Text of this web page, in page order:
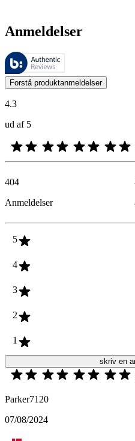
Anmeldelser
Disse anmeldelser administreres
Kundernes meninger i form af
Forstå produktanmeldelser
4.3
ud af 5
404
Anmeldelser
5
4
3
2
1
skriv en
Parker7120
07/08/2024